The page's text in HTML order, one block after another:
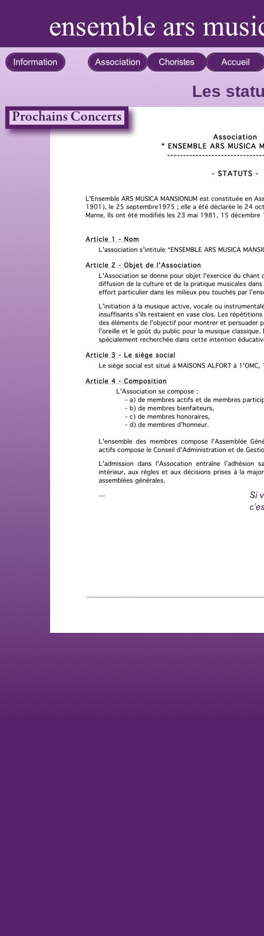
Les